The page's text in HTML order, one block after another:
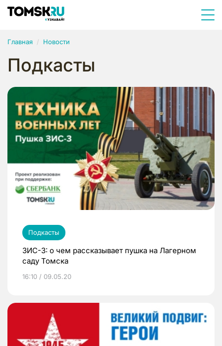
Главная Новости
Подкасты
Подкасты
ЗИС-3: о чем рассказывает пушка на Лагерном
саду Томска
16:10 / 09.05.20